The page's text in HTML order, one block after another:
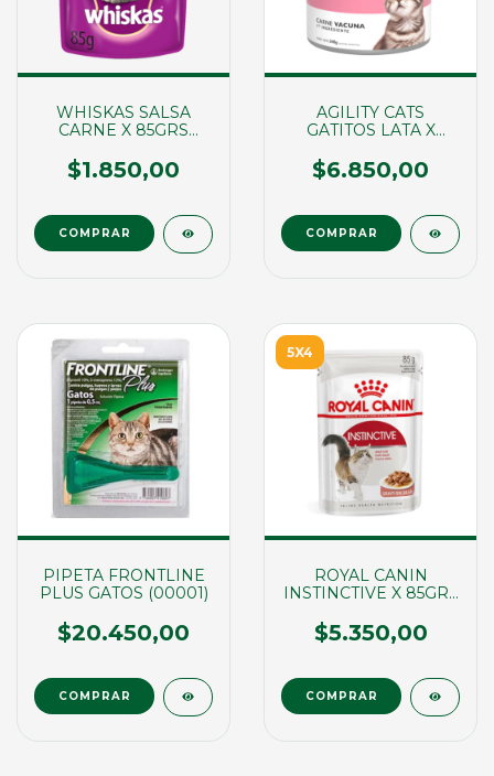
WHISKAS SALSA
CARNE X 85GRS
$1.850,00
AGILITY CATS
GATITOS LATA X
$6.850,00
PIPETA FRONTLINE
PLUS GATOS (00001)
$20.450,00
5X4
ROYAL CANIN
INSTINCTIVE X 85GRS
$5.350,00